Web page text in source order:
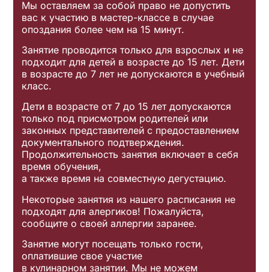
Мы оставляем за собой право не допустить
вас к участию в мастер-классе в случае
опоздания более чем на 15 минут.
Занятие проводится только для взрослых и не
подходит для детей в возрасте до 15 лет. Дети
в возрасте до 7 лет не допускаются в учебный
класс.
Дети в возрасте от 7 до 15 лет допускаются
только под присмотром родителей или
законных представителей с предоставлением
документального подтверждения.
Продолжительность занятия включает в себя
время обучения,
а также время на совместную дегустацию.
Некоторые занятия из нашего расписания не
подходят для алергиков! Пожалуйста,
сообщите о своей аллергии заранее.
Занятие могут посещать только гости,
оплатившие свое участие
в кулинарном занятии. Мы не можем